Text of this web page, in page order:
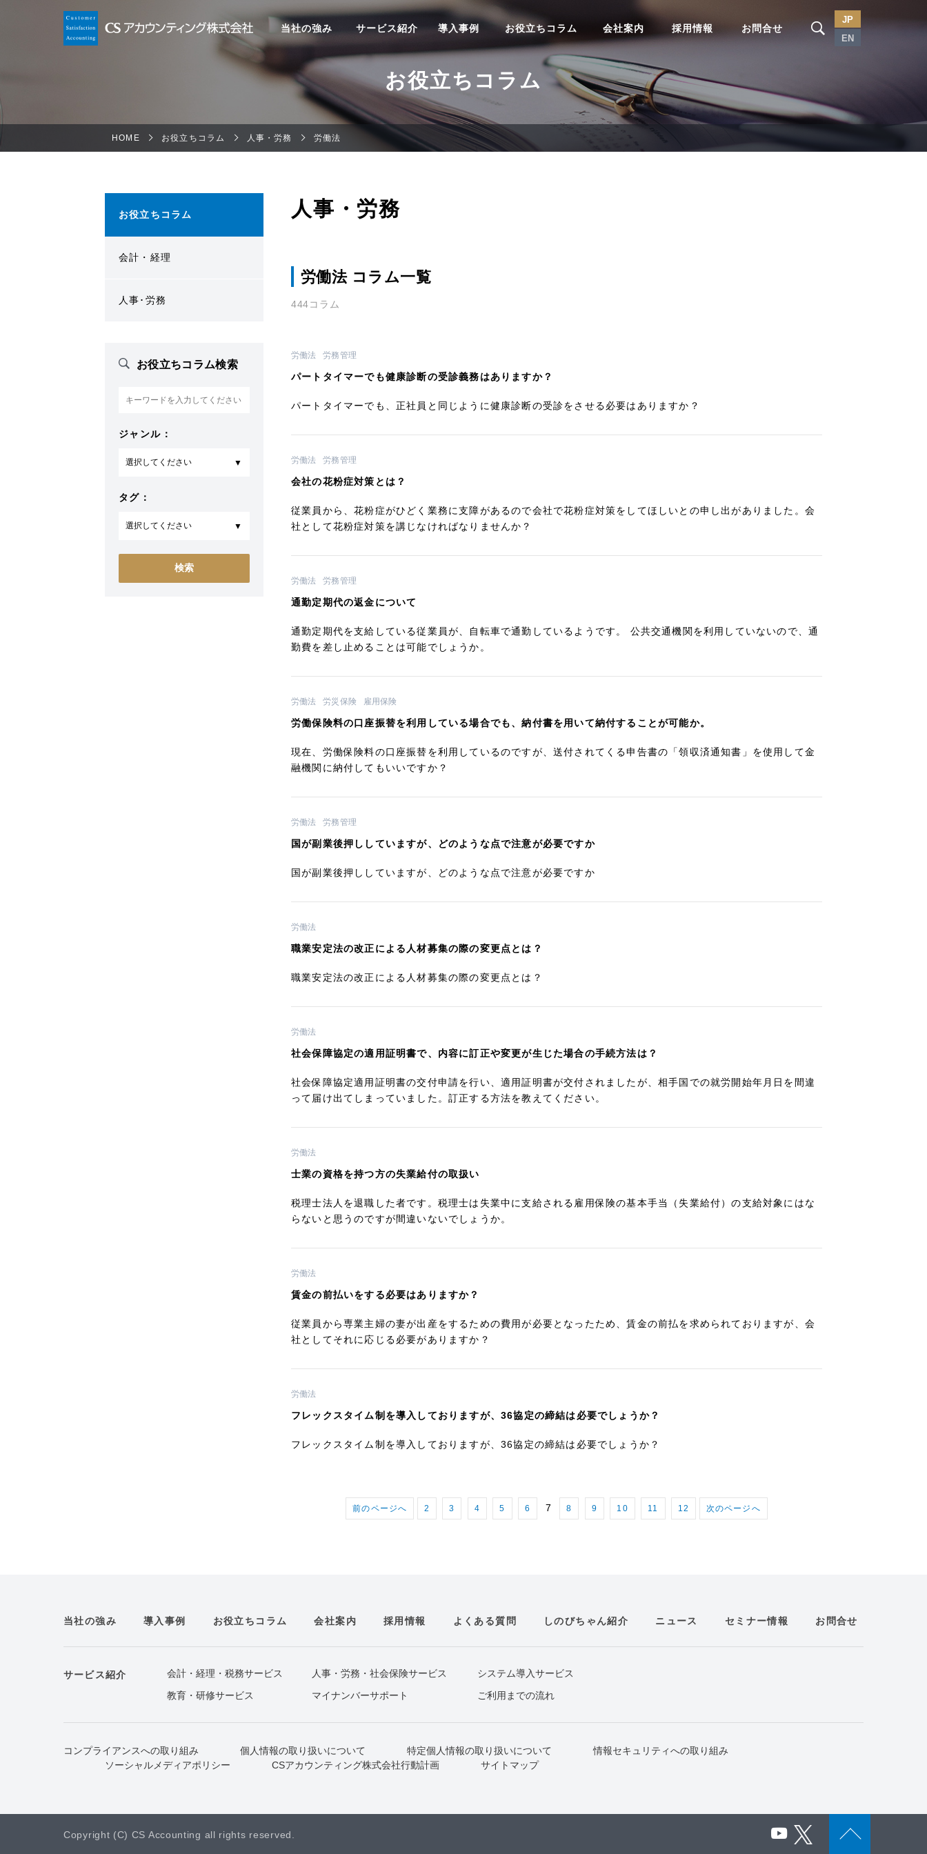
当社の強み サービス紹介 導入事例 お役立ちコラム 会社案内 採用情報 お問合せ
JP
EN
お役立ちコラム
HOME お役立ちコラム 人事・労務 労働法
お役立ちコラム
会計・経理
人事･労務
お役立ちコラム検索
ジャンル：
タグ：
人事・労務
労働法 コラム一覧
444コラム
労働法 労務管理
パートタイマーでも健康診断の受診義務はありますか？
パートタイマーでも、正社員と同じように健康診断の受診をさせる必要はありますか？
労働法 労務管理
会社の花粉症対策とは？
従業員から、花粉症がひどく業務に支障があるので会社で花粉症対策をしてほしいとの申し出がありました。会
社として花粉症対策を講じなければなりませんか？
労働法 労務管理
通勤定期代の返金について
通勤定期代を支給している従業員が、自転車で通勤しているようです。 公共交通機関を利用していないので、通
勤費を差し止めることは可能でしょうか。
労働法 労災保険 雇用保険
労働保険料の口座振替を利用している場合でも、納付書を用いて納付することが可能か。
現在、労働保険料の口座振替を利用しているのですが、送付されてくる申告書の「領収済通知書」を使用して金
融機関に納付してもいいですか？
労働法 労務管理
国が副業後押ししていますが、どのような点で注意が必要ですか
国が副業後押ししていますが、どのような点で注意が必要ですか
労働法
職業安定法の改正による人材募集の際の変更点とは？
職業安定法の改正による人材募集の際の変更点とは？
労働法
社会保障協定の適用証明書で、内容に訂正や変更が生じた場合の手続方法は？
社会保障協定適用証明書の交付申請を行い、適用証明書が交付されましたが、相手国での就労開始年月日を間違
って届け出てしまっていました。訂正する方法を教えてください。
労働法
士業の資格を持つ方の失業給付の取扱い
税理士法人を退職した者です。税理士は失業中に支給される雇用保険の基本手当（失業給付）の支給対象にはな
らないと思うのですが間違いないでしょうか。
労働法
賃金の前払いをする必要はありますか？
従業員から専業主婦の妻が出産をするための費用が必要となったため、賃金の前払を求められておりますが、会
社としてそれに応じる必要がありますか？
労働法
フレックスタイム制を導入しておりますが、36協定の締結は必要でしょうか？
フレックスタイム制を導入しておりますが、36協定の締結は必要でしょうか？
前のページへ 2 3 4 5 6 7 8 9 10 11 12 次のページへ
当社の強み 導入事例 お役立ちコラム 会社案内 採用情報 よくある質問 しのびちゃん紹介 ニュース セミナー情報 お問合せ
サービス紹介 会計・経理・税務サービス 人事・労務・社会保険サービス
システム導入サービス
教育・研修サービス
マイナンバーサポート ご利用までの流れ
コンプライアンスへの取り組み 個人情報の取り扱いについて 特定個人情報の取り扱いについて
情報セキュリティへの取り組み
ソーシャルメディアポリシー
CSアカウンティング株式会社行動計画 サイトマップ
Copyright (C) CS Accounting all rights reserved.